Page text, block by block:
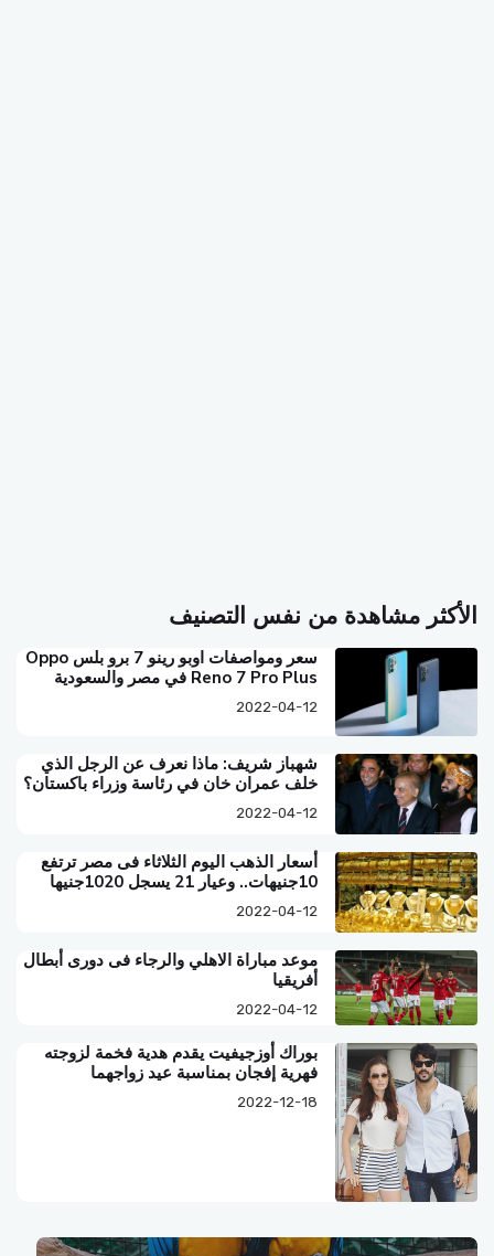
الأكثر مشاهدة من نفس التصنيف
سعر ومواصفات اوبو رينو 7 برو بلس Oppo
Reno 7 Pro Plus في مصر والسعودية
2022-04-12
شهباز شريف: ماذا نعرف عن الرجل الذي
خلف عمران خان في رئاسة وزراء باكستان؟
2022-04-12
أسعار الذهب اليوم الثلاثاء فى مصر ترتفع
10جنيهات.. وعيار 21 يسجل 1020جنيها
2022-04-12
موعد مباراة الاهلي والرجاء فى دورى أبطال
أفريقيا
2022-04-12
بوراك أوزجيفيت يقدم هدية فخمة لزوجته
فهرية إفجان بمناسبة عيد زواجهما
2022-12-18